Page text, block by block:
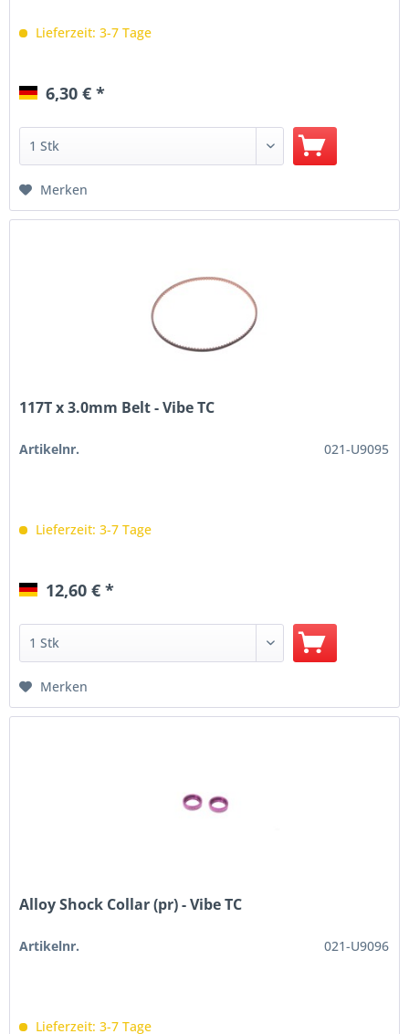
Lieferzeit: 3-7 Tage
6,30 € *
Merken
117T x 3.0mm Belt - Vibe TC
Artikelnr. 021-U9095
Lieferzeit: 3-7 Tage
12,60 € *
Merken
Alloy Shock Collar (pr) - Vibe TC
Artikelnr. 021-U9096
Lieferzeit: 3-7 Tage